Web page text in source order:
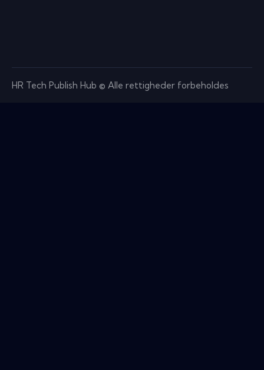
HR Tech Publish Hub © Alle rettigheder forbeholdes